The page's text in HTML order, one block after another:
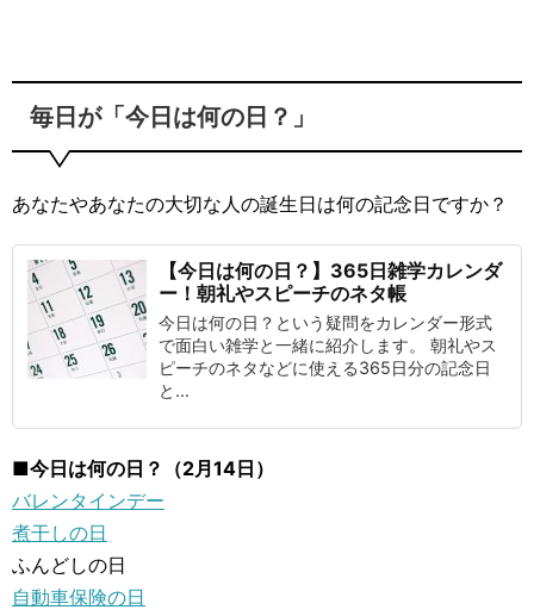
毎日が「今日は何の日？」
あなたやあなたの大切な人の誕生日は何の記念日ですか？
【今日は何の日？】365日雑学カレンダ
ー！朝礼やスピーチのネタ帳
今日は何の日？という疑問をカレンダー形式
で面白い雑学と一緒に紹介します。 朝礼やス
ピーチのネタなどに使える365日分の記念日
と...
■今日は何の日？（2月14日）
バレンタインデー
煮干しの日
ふんどしの日
自動車保険の日